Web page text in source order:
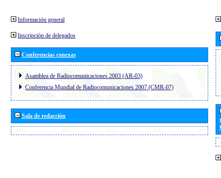
Información general
Inscripción de delegados
Conferencias conexas
Asamblea de Radiocomunicaciones 2003 (AR-03)
Conferencia Mundial de Radiocomunicaciones 2007 (CMR-07)
Sala de redacción